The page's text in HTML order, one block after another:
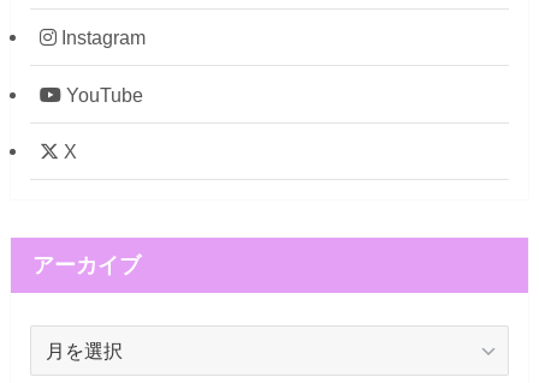
Instagram
YouTube
X
アーカイブ